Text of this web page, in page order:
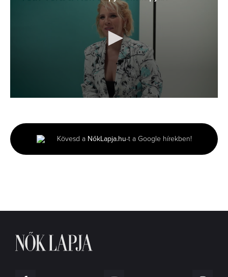
minutes,
0
Kövesd a NőkLapja.hu-t a Google hírekben!